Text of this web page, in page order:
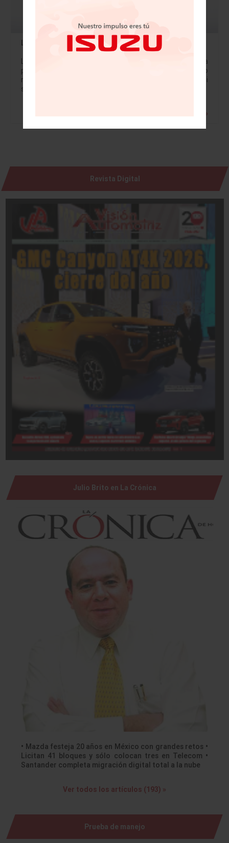
La diseñadora Francesca Sangalli se incorpora a SEAT
La diseñadora Francesca Sangalli se incorpora a SEAT, a
partir de este mismo mes de septiembre, como
responsable de Color&Trim Concept&Strategy. Sangalli
será un pilar importante para crear la estrategia…
Leer más »
Revista Digital
Julio Brito en La Crónica
• Mazda festeja 20 años en México con grandes retos •
Licitan 41 bloques y sólo colocan tres en Telecom •
Santander completa migración digital total a la nube
Ver todos los artículos (193) »
Prueba de manejo